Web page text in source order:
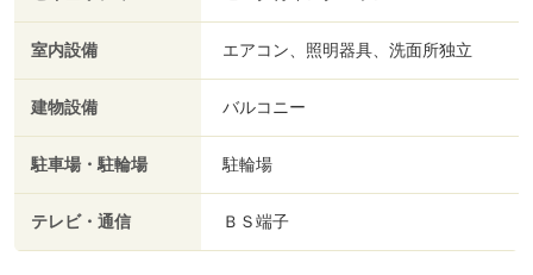
室内設備 エアコン、照明器具、洗面所独立
建物設備 バルコニー
駐車場・駐輪場 駐輪場
テレビ・通信 ＢＳ端子